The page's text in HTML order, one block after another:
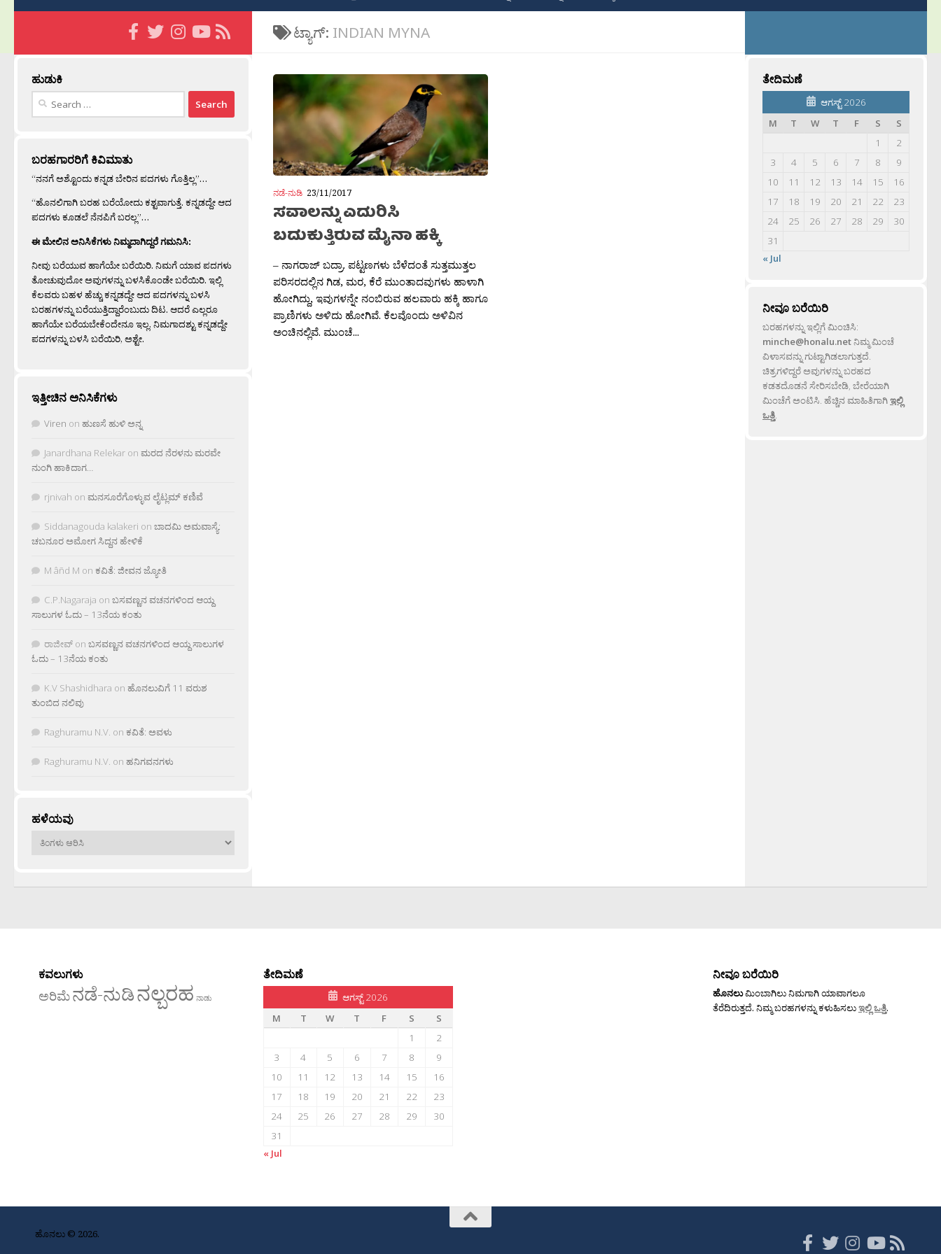
ಟ್ಯಾಗ್: INDIAN MYNA
ನಡೆ-ನುಡಿ 23/11/2017
ಸವಾಲನ್ನು ಎದುರಿಸಿ
ಬದುಕುತ್ತಿರುವ ಮೈನಾ ಹಕ್ಕಿ
– ನಾಗರಾಜ್ ಬದ್ರಾ. ಪಟ್ಟಣಗಳು ಬೆಳೆದಂತೆ ಸುತ್ತಮುತ್ತಲ
ಪರಿಸರದಲ್ಲಿನ ಗಿಡ, ಮರ, ಕೆರೆ ಮುಂತಾದವುಗಳು ಹಾಳಾಗಿ
ಹೋಗಿದ್ದು, ಇವುಗಳನ್ನೇ ನಂಬಿರುವ ಹಲವಾರು ಹಕ್ಕಿ ಹಾಗೂ
ಪ್ರಾಣಿಗಳು ಅಳಿದು ಹೋಗಿವೆ. ಕೆಲವೊಂದು ಅಳಿವಿನ
ಅಂಚಿನಲ್ಲಿವೆ. ಮುಂಚೆ...
ಹುಡುಕಿ
Search
ಬರಹಗಾರರಿಗೆ ಕಿವಿಮಾತು
“ನನಗೆ ಅಶ್ಟೊಂದು ಕನ್ನಡ ಬೇರಿನ ಪದಗಳು ಗೊತ್ತಿಲ್ಲ”…
“ಹೊನಲಿಗಾಗಿ ಬರಹ ಬರೆಯೋದು ಕಶ್ಟವಾಗುತ್ತೆ. ಕನ್ನಡದ್ದೇ ಆದ
ಪದಗಳು ಕೂಡಲೆ ನೆನಪಿಗೆ ಬರಲ್ಲ”…
ಈ ಮೇಲಿನ ಅನಿಸಿಕೆಗಳು ನಿಮ್ಮದಾಗಿದ್ದರೆ ಗಮನಿಸಿ:
ನೀವು ಬರೆಯುವ ಹಾಗೆಯೇ ಬರೆಯಿರಿ. ನಿಮಗೆ ಯಾವ ಪದಗಳು
ತೋಚುವುದೋ ಅವುಗಳನ್ನು ಬಳಸಿಕೊಂಡೇ ಬರೆಯಿರಿ. ಇಲ್ಲಿ
ಕೆಲವರು ಬಹಳ ಹೆಚ್ಚು ಕನ್ನಡದ್ದೇ ಆದ ಪದಗಳನ್ನು ಬಳಸಿ
ಬರಹಗಳನ್ನು ಬರೆಯುತ್ತಿದ್ದಾರೆಂಬುದು ದಿಟ. ಆದರೆ ಎಲ್ಲರೂ
ಹಾಗೆಯೇ ಬರೆಯಬೇಕೆಂದೇನೂ ಇಲ್ಲ. ನಿಮಗಾದಶ್ಟು ಕನ್ನಡದ್ದೇ
ಪದಗಳನ್ನು ಬಳಸಿ ಬರೆಯಿರಿ, ಅಶ್ಟೇ.
ಇತ್ತೀಚಿನ ಅನಿಸಿಕೆಗಳು
Viren on ಹುಣಸೆ ಹುಳಿ ಅನ್ನ
Janardhana Relekar on ಮರದ ನೆರಳನು ಮರವೇ
ನುಂಗಿ ಹಾಕಿದಾಗ…
rjnivah on ಮನಸೂರೆಗೊಳ್ಳುವ ಲೈಟ್ಲಮ್ ಕಣಿವೆ
Siddanagouda kalakeri on ಬಾದಮಿ ಅಮವಾಸ್ಯೆ:
ಚಬನೂರ ಅಮೋಗ ಸಿದ್ದನ ಹೇಳಿಕೆ
M âñd M on ಕವಿತೆ: ಜೀವನ ಜ್ಯೋತಿ
C.P.Nagaraja on ಬಸವಣ್ಣನ ವಚನಗಳಿಂದ ಆಯ್ದ
ಸಾಲುಗಳ ಓದು – 13ನೆಯ ಕಂತು
ರಾಜೀವ್ on ಬಸವಣ್ಣನ ವಚನಗಳಿಂದ ಆಯ್ದ ಸಾಲುಗಳ
ಓದು – 13ನೆಯ ಕಂತು
K.V Shashidhara on ಹೊನಲುವಿಗೆ 11 ವರುಶ
ತುಂಬಿದ ನಲಿವು
Raghuramu N.V. on ಕವಿತೆ: ಅವಳು
Raghuramu N.V. on ಹನಿಗವನಗಳು
ಹಳೆಯವು
ಹಳೆಯವು
ತೇದಿಮಣೆ
ಆಗಸ್ಟ್ 2026
M
T W T F S
S
1
2
3
4 5 6 7 8
9
10
11 12 13 14 15
16
17
18 19 20 21 22
23
24
25 26 27 28 29
30
31
« Jul
ನೀವೂ ಬರೆಯಿರಿ
ಬರಹಗಳನ್ನು ಇಲ್ಲಿಗೆ ಮಿಂಚಿಸಿ:
minche@honalu.netನಿಮ್ಮ ಮಿಂಚೆ
ವಿಳಾಸವನ್ನು ಗುಟ್ಟಾಗಿಡಲಾಗುತ್ತದೆ.
ಚಿತ್ರಗಳಿದ್ದರೆ ಅವುಗಳನ್ನು ಬರಹದ
ಕಡತದೊಡನೆ ಸೇರಿಸಬೇಡಿ, ಬೇರೆಯಾಗಿ
ಮಿಂಚೆಗೆ ಅಂಟಿಸಿ. ಹೆಚ್ಚಿನ ಮಾಹಿತಿಗಾಗಿಇಲ್ಲಿ
ಒತ್ತಿ.
ಕವಲುಗಳು
ಅರಿಮೆನಡೆ-ನುಡಿನಲ್ಬರಹ ನಾಡು
ತೇದಿಮಣೆ
ಆಗಸ್ಟ್ 2026
M
T W T F S
S
1
2
3
4 5 6 7 8
9
10
11 12 13 14 15
16
17
18 19 20 21 22
23
24
25 26 27 28 29
30
31
« Jul
ನೀವೂ ಬರೆಯಿರಿ
ಹೊನಲುಮಿಂಬಾಗಿಲು ನಿಮಗಾಗಿ ಯಾವಾಗಲೂ
ತೆರೆದಿರುತ್ತದೆ. ನಿಮ್ಮ ಬರಹಗಳನ್ನು ಕಳುಹಿಸಲುಇಲ್ಲಿ ಒತ್ತಿ.
ಹೊನಲು © 2026.